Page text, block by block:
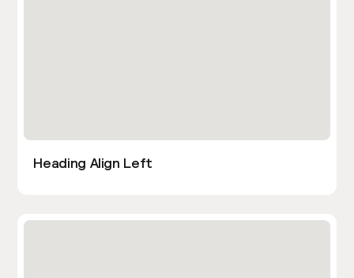
Heading Align Left